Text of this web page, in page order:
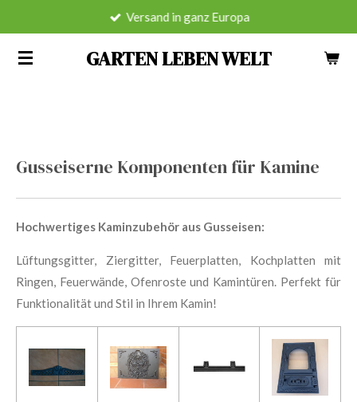
springen
GARTEN LEBEN WELT
Versand in ganz Europa
Gusseiserne Komponenten für Kamine
Hochwertiges Kaminzubehör aus Gusseisen:
Lüftungsgitter, Ziergitter, Feuerplatten, Kochplatten mit
Ringen, Feuerwände, Ofenroste und Kamintüren. Perfekt für
Funktionalität und Stil in Ihrem Kamin!